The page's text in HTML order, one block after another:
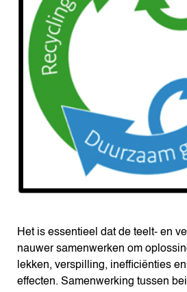
Het is essentieel dat de teelt- en
nauwer samenwerken om
lekken, verspilling, inefficiënties
effecten. Samenwerking tussen